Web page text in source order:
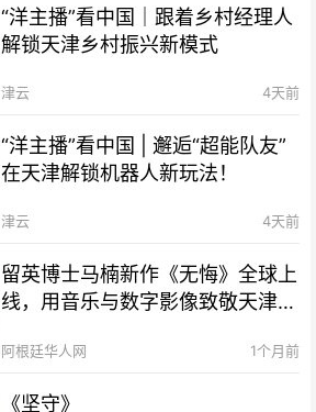
“洋主播”看中国｜跟着乡村经理人
解锁天津乡村振兴新模式
津云 4天前
“洋主播”看中国 | 邂逅“超能队友”
在天津解锁机器人新玩法！
津云 4天前
留英博士马楠新作《无悔》全球上
线，用音乐与数字影像致敬天津海
阿根廷华人网 1个月前
《坚守》